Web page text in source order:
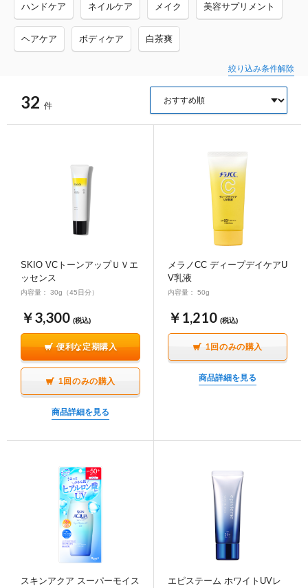
ハンドケア ネイルケア メイク 美容サプリメント
ヘアケア ボディケア 白茶爽
絞り込み条件解除
32 件
SKIO VCトーンアップＵＶエ
ッセンス
内容量： 30g（45日分）
￥3,300 (税込)
便利な定期購入
1回のみの購入
商品詳細を見る
メラノCC ディープデイケアU
V乳液
内容量： 50g
￥1,210 (税込)
1回のみの購入
商品詳細を見る
スキンアクア スーパーモイス
エピステーム ホワイトUVレ